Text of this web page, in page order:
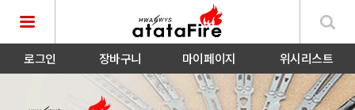
로그인 장바구니 마이페이지 위시리스트